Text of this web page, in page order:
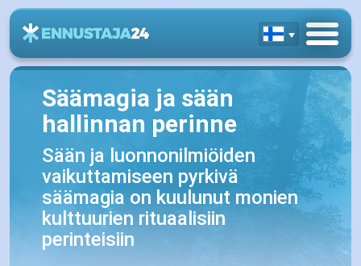
Säämagia ja sään
hallinnan perinne
Sään ja luonnonilmiöiden
vaikuttamiseen pyrkivä
säämagia on kuulunut monien
kulttuurien rituaalisiin
perinteisiin